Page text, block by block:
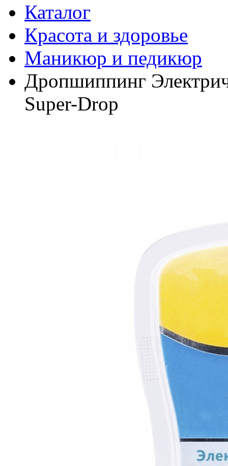
Каталог
Красота и здоровье
Маникюр и педикюр
Дропшиппинг
Super-Drop